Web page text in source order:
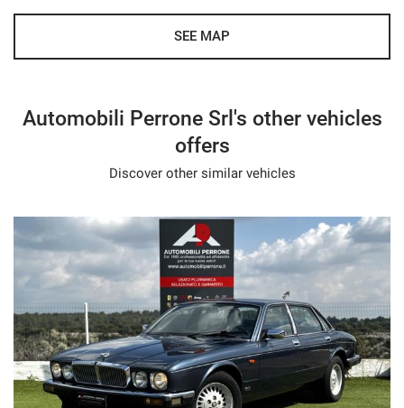
SEE MAP
Automobili Perrone Srl's other vehicles
offers
Discover other similar vehicles